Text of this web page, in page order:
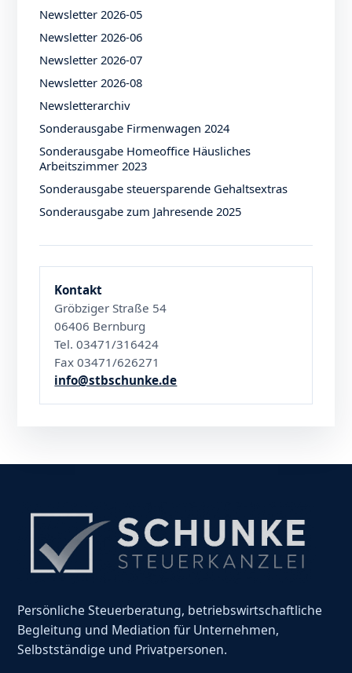
Newsletter 2026-05
Newsletter 2026-06
Newsletter 2026-07
Newsletter 2026-08
Newsletterarchiv
Sonderausgabe Firmenwagen 2024
Sonderausgabe Homeoffice Häusliches
Arbeitszimmer 2023
Sonderausgabe steuersparende Gehaltsextras
Sonderausgabe zum Jahresende 2025
Kontakt
Gröbziger Straße 54
06406 Bernburg
Tel. 03471/316424
Fax 03471/626271
info@stbschunke.de
Persönliche Steuerberatung, betriebswirtschaftliche
Begleitung und Mediation für Unternehmen,
Selbstständige und Privatpersonen.